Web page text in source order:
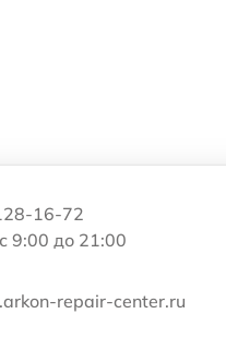
16-72
9:00 до 21:00
repair-center.ru